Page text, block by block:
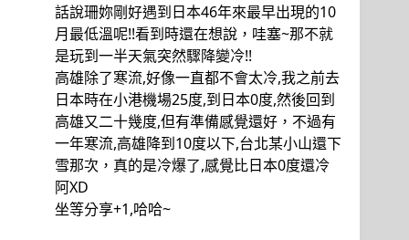
話說珊妳剛好遇到日本46年來最早出現的10
月最低溫呢!!看到時還在想說，哇塞~那不就
是玩到一半天氣突然驟降變冷!!
高雄除了寒流,好像一直都不會太冷,我之前去
日本時在小港機場25度,到日本0度,然後回到
高雄又二十幾度,但有準備感覺還好，不過有
一年寒流,高雄降到10度以下,台北某小山還下
雪那次，真的是冷爆了,感覺比日本0度還冷
阿XD
坐等分享+1,哈哈~